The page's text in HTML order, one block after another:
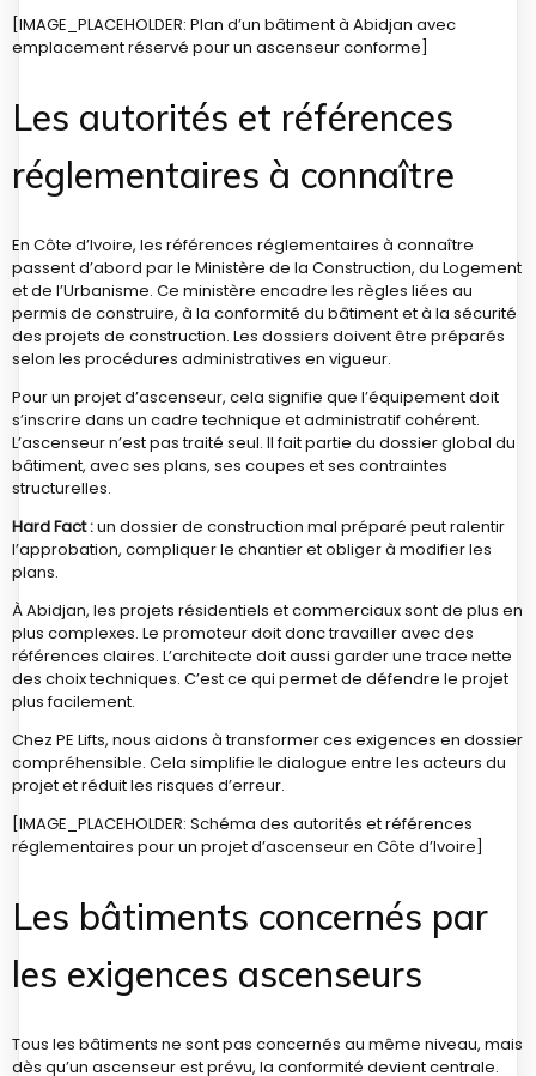
[IMAGE_PLACEHOLDER: Plan d’un bâtiment à Abidjan avec
emplacement réservé pour un ascenseur conforme]
Les autorités et références
réglementaires à connaître
En Côte d’Ivoire, les références réglementaires à connaître
passent d’abord par le Ministère de la Construction, du Logement
et de l’Urbanisme. Ce ministère encadre les règles liées au
permis de construire, à la conformité du bâtiment et à la sécurité
des projets de construction. Les dossiers doivent être préparés
selon les procédures administratives en vigueur.
Pour un projet d’ascenseur, cela signifie que l’équipement doit
s’inscrire dans un cadre technique et administratif cohérent.
L’ascenseur n’est pas traité seul. Il fait partie du dossier global du
bâtiment, avec ses plans, ses coupes et ses contraintes
structurelles.
Hard Fact :un dossier de construction mal préparé peut ralentir
l’approbation, compliquer le chantier et obliger à modifier les
plans.
À Abidjan, les projets résidentiels et commerciaux sont de plus en
plus complexes. Le promoteur doit donc travailler avec des
références claires. L’architecte doit aussi garder une trace nette
des choix techniques. C’est ce qui permet de défendre le projet
plus facilement.
Chez PE Lifts, nous aidons à transformer ces exigences en dossier
compréhensible. Cela simplifie le dialogue entre les acteurs du
projet et réduit les risques d’erreur.
[IMAGE_PLACEHOLDER: Schéma des autorités et références
réglementaires pour un projet d’ascenseur en Côte d’Ivoire]
Les bâtiments concernés par
les exigences ascenseurs
Tous les bâtiments ne sont pas concernés au même niveau, mais
dès qu’un ascenseur est prévu, la conformité devient centrale.